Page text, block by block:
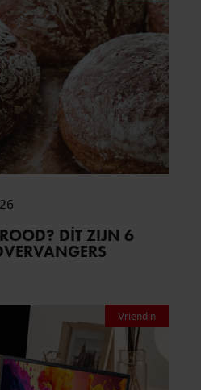
DÍT ZIJN 6
Vriendin